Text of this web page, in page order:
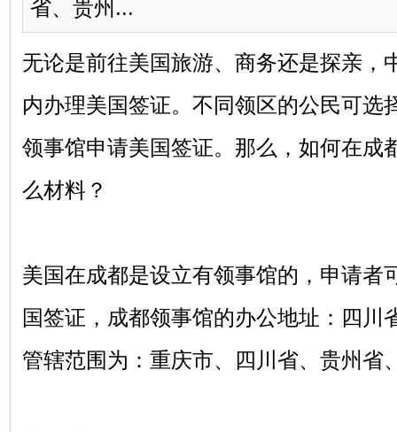
省、贵州...
无论是前往美国旅游、商务还是探亲，
内办理美国签证。不同领区的公民可选
领事馆申请美国签证。那么，如何在成
么材料？
美国在成都是设立有领事馆的，申请者
国签证，成都领事馆的办公地址：四川
管辖范围为：重庆市、四川省、贵州省